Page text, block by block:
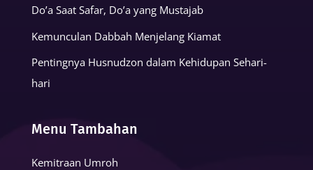
Do’a Saat Safar, Do’a yang Mustajab
Kemunculan Dabbah Menjelang Kiamat
Pentingnya Husnudzon dalam Kehidupan Sehari-
hari
Menu Tambahan
Kemitraan Umroh